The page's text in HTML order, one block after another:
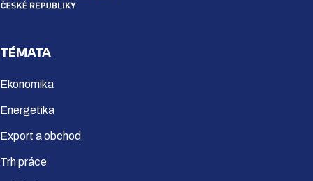
TÉMATA
Ekonomika
Energetika
Export a obchod
Trh práce